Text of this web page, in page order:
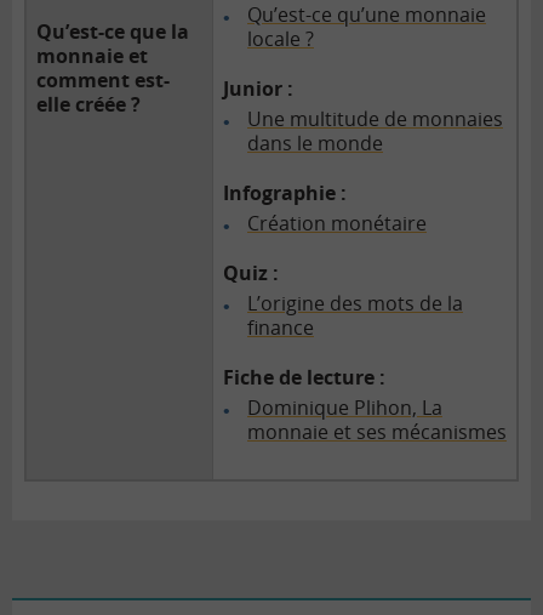
Qu’est-ce que la
monnaie et
comment est-
elle créée ?
Qu’est-ce qu’une monnaie
locale ?
Junior :
Une multitude de monnaies
dans le monde
Infographie :
Création monétaire
Quiz :
L’origine des mots de la
finance
Fiche de lecture :
Dominique Plihon, La
monnaie et ses mécanismes